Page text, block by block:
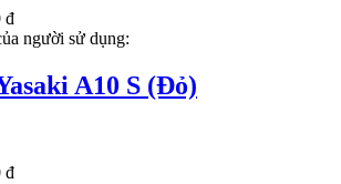
đ
người sử dụng:
A10 S (Đỏ)
đ